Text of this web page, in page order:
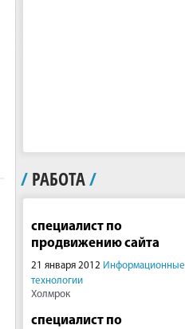
/ РАБОТА/
специалист по
продвижению сайта
21 января 2012 Информационные
технологии
Холмрок
специалист по